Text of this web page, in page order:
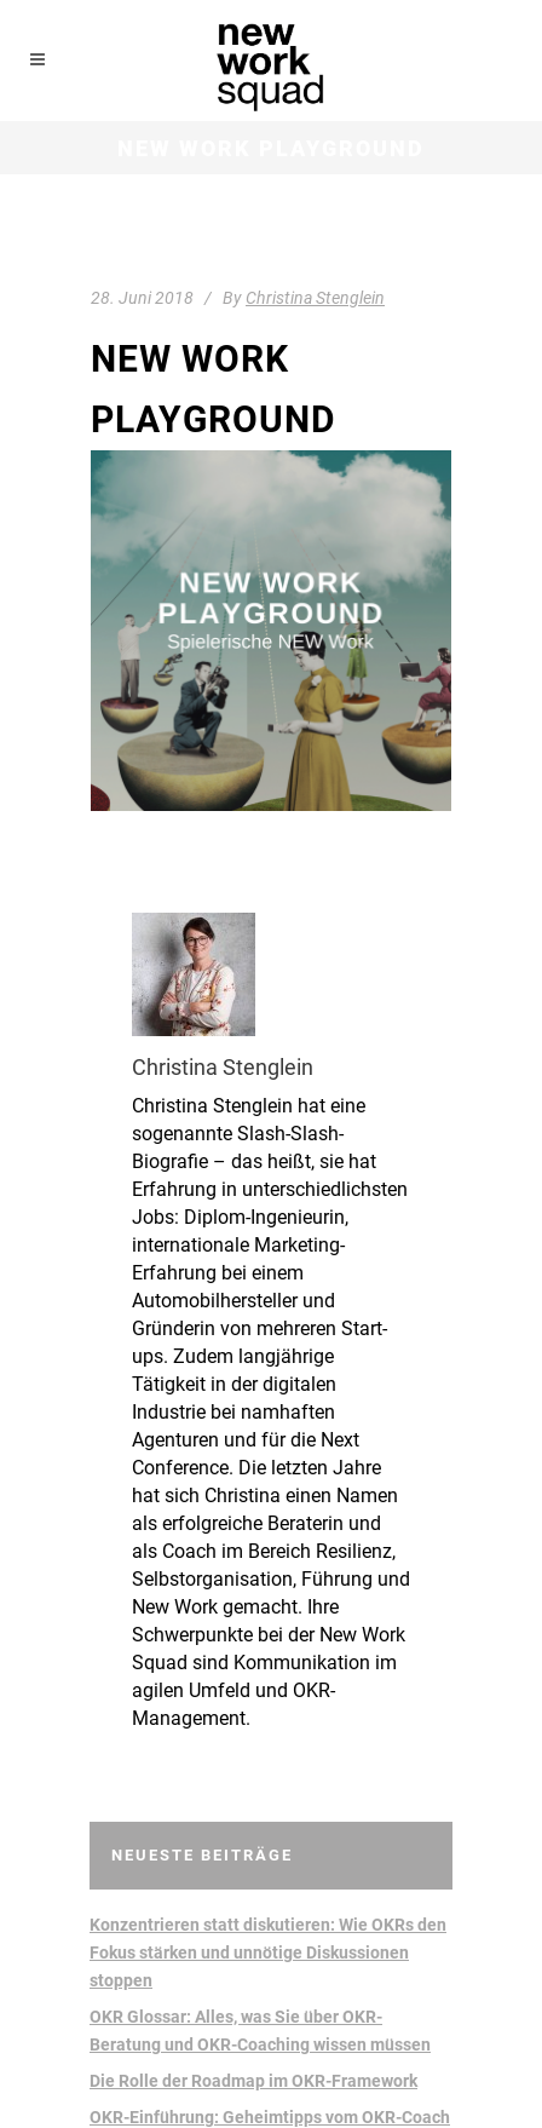
28. Juni 2018 By Christina Stenglein
NEW WORK
PLAYGROUND
Christina Stenglein
Christina Stenglein hat eine
sogenannte Slash-Slash-
Biografie – das heißt, sie hat
Erfahrung in unterschiedlichsten
Jobs: Diplom-Ingenieurin,
internationale Marketing-
Erfahrung bei einem
Automobilhersteller und
Gründerin von mehreren Start-
ups. Zudem langjährige
Tätigkeit in der digitalen
Industrie bei namhaften
Agenturen und für die Next
Conference. Die letzten Jahre
hat sich Christina einen Namen
als erfolgreiche Beraterin und
als Coach im Bereich Resilienz,
Selbstorganisation, Führung und
New Work gemacht. Ihre
Schwerpunkte bei der New Work
Squad sind Kommunikation im
agilen Umfeld und OKR-
Management.
NEUESTE BEITRÄGE
Konzentrieren statt diskutieren: Wie OKRs den
Fokus stärken und unnötige Diskussionen
stoppen
OKR Glossar: Alles, was Sie über OKR-
Beratung und OKR-Coaching wissen müssen
Die Rolle der Roadmap im OKR-Framework
OKR-Einführung: Geheimtipps vom OKR-Coach